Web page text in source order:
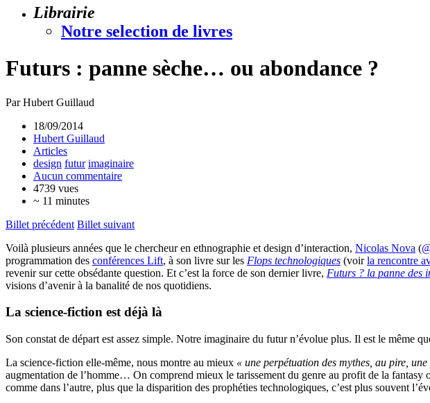
Librairie
Notre selection de livres
Futurs : panne sèche… ou abondance ?
Par Hubert Guillaud
18/09/2014
Hubert Guillaud
Articles
design futur imaginaire
Aucun commentaire
4739 vues
~ 11 minutes
Billet précédent Billet suivant
Voilà plusieurs années que le chercheur en ethnographie et design d’interaction, Nicolas Nova (
programmation des conférences Lift, à son livre sur les Flops technologiques (voirla rencontre
revenir sur cette obsédante question. Et c’est la force de son dernier livre, Futurs ? la panne des
visions d’avenir à la banalité de nos quotidiens.
La science-fiction est déjà là
Son constat de départ est assez simple. Notre imaginaire du futur n’évolue plus. Il est le même
La science-fiction elle-même, nous montre au mieux « une perpétuation des mythes, au pire,
augmentation de l’homme… On comprend mieux le tarissement du genre au profit de la fantasy
comme dans l’autre, plus que la disparition des prophéties technologiques, c’est plus souvent